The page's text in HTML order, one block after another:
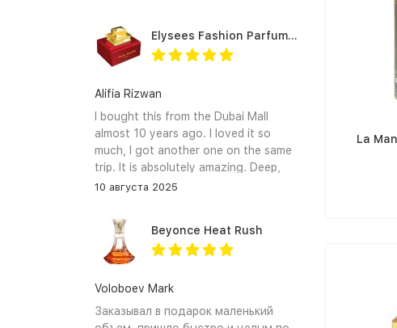
La
Elysees Fashion Parfums Purity Vanilla
Alifia Rizwan
I bought this from the Dubai Mall
almost 10 years ago. I loved it so
much, I got another one on the same
trip. It is absolutely amazing. Deep,
enchanting notes that linger on the
find it again.
10 августа 2025
Beyonce Heat Rush
Voloboev Mark
Заказывал в подарок маленький